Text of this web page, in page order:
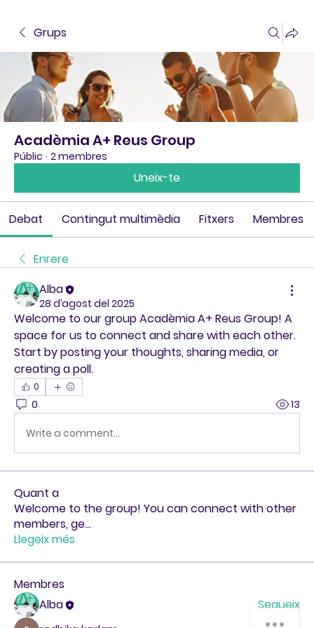
Grups
Acadèmia A+ Reus Group
Públic · 2 membres
Uneix-te
Debat Contingut multimèdia Fitxers Membres
Enrere
Alba
28 d’agost del 2025
Welcome to our group Acadèmia A+ Reus Group! A
space for us to connect and share with each other.
Start by posting your thoughts, sharing media, or
creating a poll.
0
0 13
Write a comment...
Quant a
Welcome to the group! You can connect with other
members, ge...
Llegeix més
Membres
Alba
Segueix